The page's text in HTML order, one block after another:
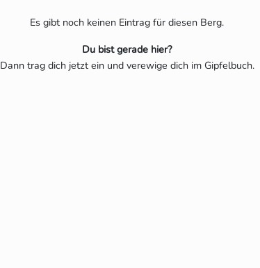
Es gibt noch keinen Eintrag für diesen Berg.
Du bist gerade hier?
Dann trag dich jetzt ein und verewige dich im Gipfelbuch.